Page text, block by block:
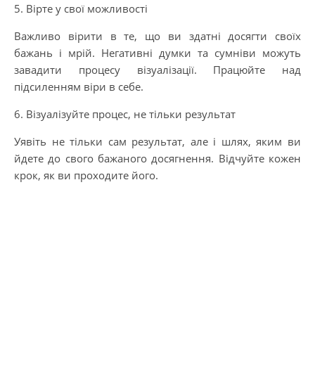
5. Вірте у свої можливості
Важливо вірити в те, що ви здатні досягти своїх
бажань і мрій. Негативні думки та сумніви можуть
завадити процесу візуалізації. Працюйте над
підсиленням віри в себе.
6. Візуалізуйте процес, не тільки результат
Уявіть не тільки сам результат, але і шлях, яким ви
йдете до свого бажаного досягнення. Відчуйте кожен
крок, як ви проходите його.